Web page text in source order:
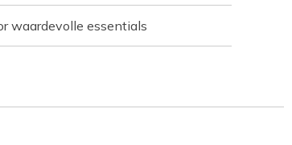
waardevolle essentials